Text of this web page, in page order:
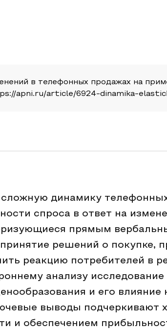
в телефонных продажах на
apni.ru/article/6924-dinamika-
сложную динамику
спроса в ответ на
прямым
решений о покупке,
реакцию потребителей в
анализу
и его влияние
выводы подчеркивают
и обеспечением